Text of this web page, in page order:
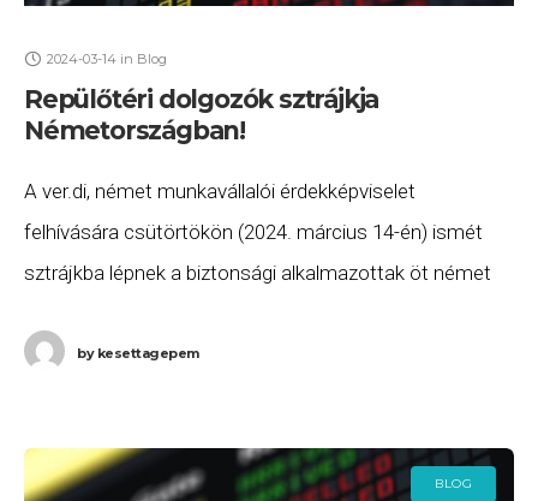
2024-03-14 in Blog
Repülőtéri dolgozók sztrájkja
Németországban!
A ver.di, német munkavállalói érdekképviselet
felhívására csütörtökön (2024. március 14-én) ismét
sztrájkba lépnek a biztonsági alkalmazottak öt német
várhatóak a csütörtöki forgalomban. A
bykesettagepem
BLOG